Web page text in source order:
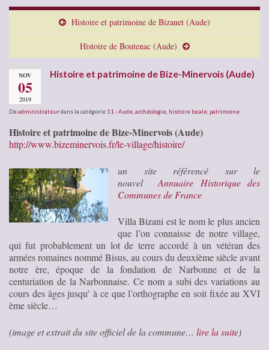
Histoire et patrimoine de Bizanet (Aude)
Histoire de Boutenac (Aude)
NOV
05
2019
Histoire et patrimoine de Bize-Minervois (Aude)
Deadministrateurdans la catégorie 11 - Aude archéologie histoire locale patrimoine
Histoire et patrimoine de Bize-Minervois (Aude)
http://www.bizeminervois.fr/le-village/histoire/
un site référencé sur le
nouvel Annuaire Historique des
Communes de France
Villa Bizani est le nom le plus ancien
que l’on connaisse de notre village,
qui fut probablement un lot de terre accordé à un vétéran des
armées romaines nommé Bisus, au cours du deuxième siècle avant
notre ère, époque de la fondation de Narbonne et de la
centuriation de la Narbonnaise. Ce nom a subi des variations au
cours des âges jusqu’ à ce que l’orthographe en soit fixée au XVI
ème siècle…
(image et extrait du site officiel de la commune… lire la suite)